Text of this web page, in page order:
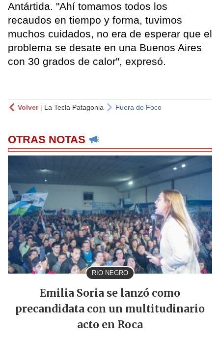
Antártida. "Ahí tomamos todos los
recaudos en tiempo y forma, tuvimos
muchos cuidados, no era de esperar que el
problema se desate en una Buenos Aires
con 30 grados de calor", expresó.
Volver| La Tecla Patagonia Fuera de Foco
OTRAS NOTAS
RIO NEGRO
Emilia Soria se lanzó como
precandidata con un multitudinario
acto en Roca